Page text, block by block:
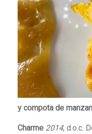
y compota de
Charme 2014, d.o.c.